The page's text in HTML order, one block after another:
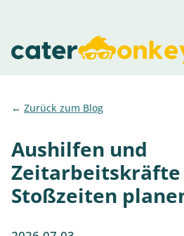
Zurück zum Blog
Aushilfen und
Stoßzeiten